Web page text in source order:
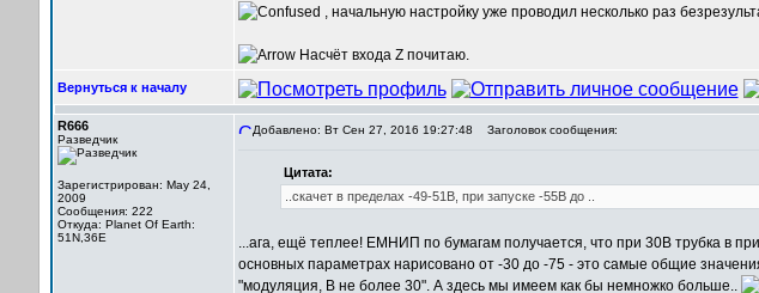
, начальную настройку уже проводил несколько раз
Насчёт входа Z почитаю.
Вернуться к началу
R666
Разведчик
Зарегистрирован: May 24,
2009
Сообщения: 222
Откуда: Planet Of Earth:
51N,36E
Добавлено: Вт Сен 27, 2016 19:27:48 Заголовок сообщения:
Цитата:
..скачет в пределах -49-51В, при запуске -55В до ..
...ага, ещё теплее! ЕМНИП по бумагам получается, что при 30В трубка в
основных параметрах нарисовано от -30 до -75 - это самые общие
"модуляция, В не более 30". А здесь мы имеем как бы немножко больше..